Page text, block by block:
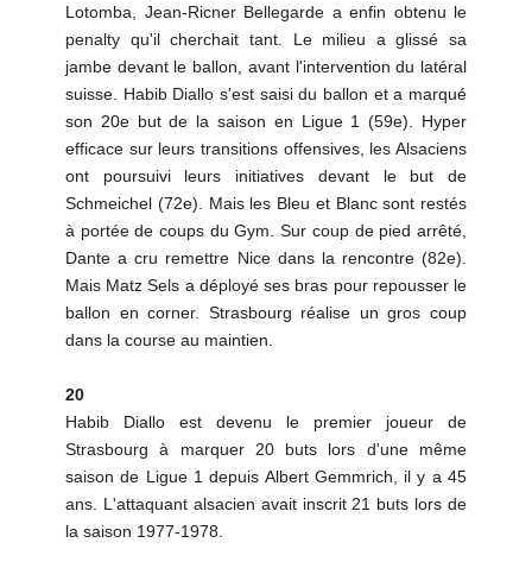
Lotomba, Jean-Ricner Bellegarde a enfin obtenu le
penalty qu'il cherchait tant. Le milieu a glissé sa
jambe devant le ballon, avant l'intervention du latéral
suisse. Habib Diallo s'est saisi du ballon et a marqué
son 20e but de la saison en Ligue 1 (59e). Hyper
efficace sur leurs transitions offensives, les Alsaciens
ont poursuivi leurs initiatives devant le but de
Schmeichel (72e). Mais les Bleu et Blanc sont restés
à portée de coups du Gym. Sur coup de pied arrêté,
Dante a cru remettre Nice dans la rencontre (82e).
Mais Matz Sels a déployé ses bras pour repousser le
ballon en corner. Strasbourg réalise un gros coup
dans la course au maintien.
20
Habib Diallo est devenu le premier joueur de
Strasbourg à marquer 20 buts lors d'une même
saison de Ligue 1 depuis Albert Gemmrich, il y a 45
ans. L'attaquant alsacien avait inscrit 21 buts lors de
la saison 1977-1978.